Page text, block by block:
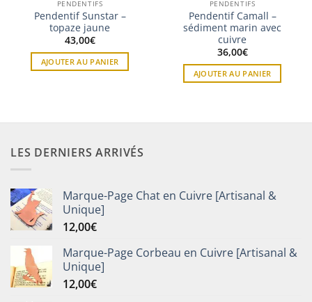
PENDENTIFS
Pendentif Sunstar –
topaze jaune
43,00€
AJOUTER AU PANIER
PENDENTIFS
Pendentif Camall –
sédiment marin avec
cuivre
36,00€
AJOUTER AU PANIER
LES DERNIERS ARRIVÉS
Marque-Page Chat en Cuivre [Artisanal &
Unique]
12,00€
Marque-Page Corbeau en Cuivre [Artisanal &
Unique]
12,00€